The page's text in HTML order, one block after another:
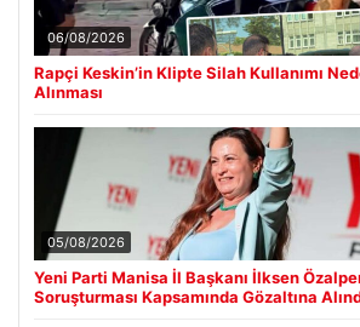
06/08/2026
Rapçi Keskin’in Klipte Silah Kullanımı
Alınması
05/08/2026
Yeni Parti Manisa İl Başkanı İlksen
Soruşturması Kapsamında Gözaltına